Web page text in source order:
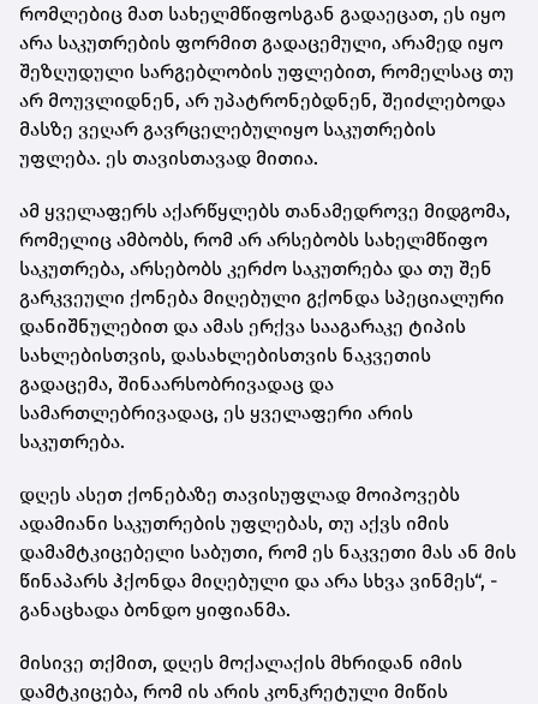
რომლებიც მათ სახელმწიფოსგან გადაეცათ, ეს იყო
არა საკუთრების ფორმით გადაცემული, არამედ იყო
შეზღუდული სარგებლობის უფლებით, რომელსაც თუ
არ მოუვლიდნენ, არ უპატრონებდნენ, შეიძლებოდა
მასზე ვეღარ გავრცელებულიყო საკუთრების
უფლება. ეს თავისთავად მითია.
ამ ყველაფერს აქარწყლებს თანამედროვე მიდგომა,
რომელიც ამბობს, რომ არ არსებობს სახელმწიფო
საკუთრება, არსებობს კერძო საკუთრება და თუ შენ
გარკვეული ქონება მიღებული გქონდა სპეციალური
დანიშნულებით და ამას ერქვა სააგარაკე ტიპის
სახლებისთვის, დასახლებისთვის ნაკვეთის
გადაცემა, შინაარსობრივადაც და
სამართლებრივადაც, ეს ყველაფერი არის
საკუთრება.
დღეს ასეთ ქონებაზე თავისუფლად მოიპოვებს
ადამიანი საკუთრების უფლებას, თუ აქვს იმის
დამამტკიცებელი საბუთი, რომ ეს ნაკვეთი მას ან მის
წინაპარს ჰქონდა მიღებული და არა სხვა ვინმეს“, -
განაცხადა ბონდო ყიფიანმა.
მისივე თქმით, დღეს მოქალაქის მხრიდან იმის
დამტკიცება, რომ ის არის კონკრეტული მიწის